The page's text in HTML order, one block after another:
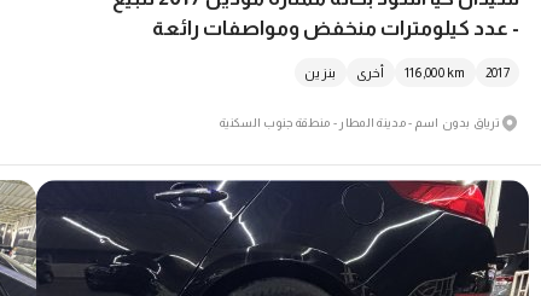
- عدد كيلومترات منخفض ومواصفات رائعة
2017
116,000 km أخرى بنزين
ترياق بدون اسم - مدينة المطار - منطقة جنوب السكنية